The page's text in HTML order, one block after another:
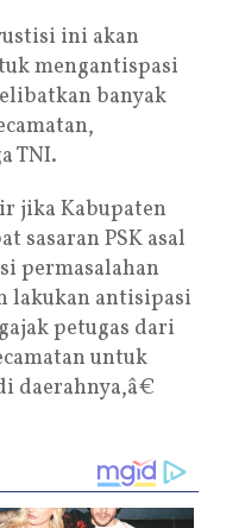
ini akan
mengantispasi
banyak
TNI.
jika Kabupaten
sasaran PSK asal
permasalahan
lakukan antisipasi
petugas dari
untuk
daerahnya,â€